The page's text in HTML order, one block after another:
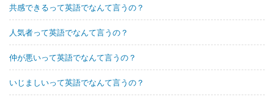
共感できるって英語でなんて言うの？
人気者って英語でなんて言うの？
仲が悪いって英語でなんて言うの？
いじましいって英語でなんて言うの？